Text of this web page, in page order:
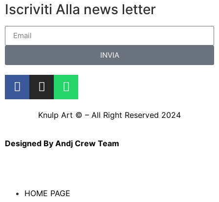
Iscriviti Alla news letter
INVIA
Knulp Art © – All Right Reserved 2024
Designed By Andj Crew Team
HOME PAGE